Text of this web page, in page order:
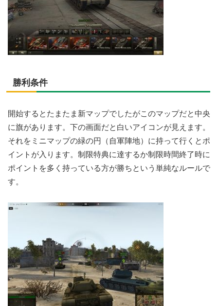
勝利条件
開始するとたまたま新マップでしたがこのマップだと中央
に旗があります。下の画面だと白いアイコンが見えます。
それをミニマップの緑の円（自軍陣地）に持って行くとポ
イントが入ります。制限特典に達するか制限時間終了時に
ポイントを多く持っている方が勝ちという単純なルールで
す。